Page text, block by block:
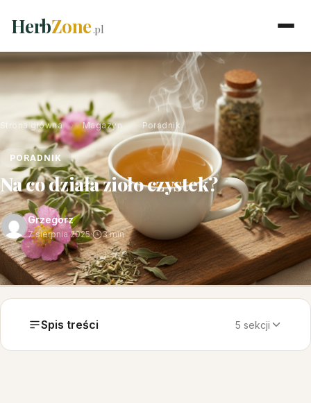
HerbZone.pl
Strona główna › Magazyn › Poradnik
PORADNIK
Na co działa zioło czystek?
Grzegorz
7 sierpnia 2025· 3 min
Spis treści 5 sekcji